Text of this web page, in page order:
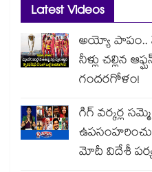
Latest Videos
అయ్యో పాపం..
నీళ్లు చల్లిన
గందరగోళం!
గిగ్ వర్కర్ల
మోదీ విదేశీ